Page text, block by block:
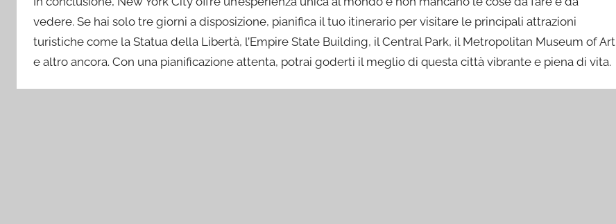
vedere. Se hai solo tre giorni a disposizione, pianifica il tuo itinerario per visitare le principali attrazioni
turistiche come la Statua della Libertà, l’Empire State Building, il Central Park, il Metropolitan Museum of Art
e altro ancora. Con una pianificazione attenta, potrai goderti il meglio di questa città vibrante e piena di vita.